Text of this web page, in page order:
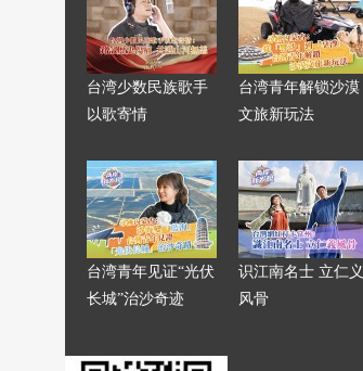
台湾少数民族歌手
以歌寄情
台湾青年解锁沙漠
文旅新玩法
台湾青年见证“光伏
长城”治沙奇迹
识江南名士 立仁义
风骨